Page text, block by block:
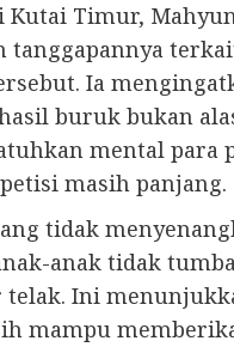
Kutai Timur,
tanggapannya
Ia
buruk bukan
mental para
masih panjang.
tidak
anak tidak
telak. Ini
mampu